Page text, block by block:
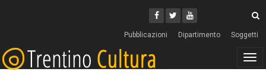
Facebook
Twitter
Youtube
Pubblicazioni Dipartimento Soggetti